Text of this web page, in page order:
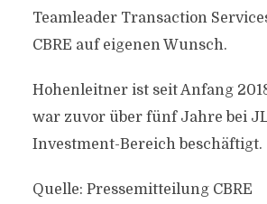
Teamleader Transaction
CBRE auf eigenen Wunsch.
Hohenleitner ist seit Anfang
war zuvor über fünf Jahre bei
Investment-Bereich beschäftigt.
Quelle: Pressemitteilung CBRE